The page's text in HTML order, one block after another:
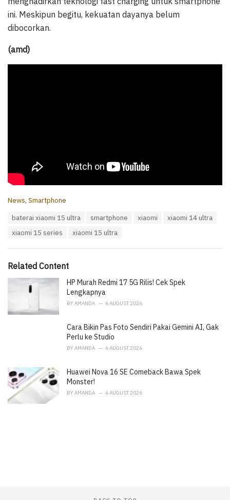
ini. Meskipun begitu, kekuatan dayanya belum
dibocorkan.
(amd)
C
i
News, Smartphone
baterai xiaomi 15 ultra smartphone xiaomi
xiaomi 14 ultra
xiaomi 15 series
xiaomi 15 ultra
Related Content
HP Murah Redmi 17 5G Rilis! Cek Spek
Lengkapnya
BY AMANDA 6 AUGUST 2026
Cara Bikin Pas Foto Sendiri Pakai Gemini AI, Gak
Perlu ke Studio
BY AMANDA 6 AUGUST 2026
Huawei Nova 16 SE Comeback Bawa Spek
Monster!
BY AMANDA 6 AUGUST 2026